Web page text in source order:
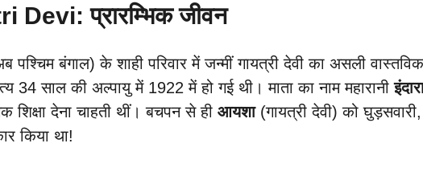
प्रारम्भिक जीवन
बंगाल) के शाही परिवार में जन्मीं गायत्री देवी का असली
34 साल की अल्पायु में 1922 में हो गई थी। माता का नाम महारानी
देना चाहती थीं। बचपन से ही आयशा (गायत्री देवी) को
किया था!